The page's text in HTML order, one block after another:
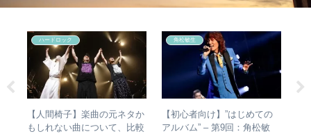
ハードロック
【人間椅子】楽曲の元ネタか
もしれない曲について、比較
角松敏生
【初心者向け】”はじめての
アルバム” – 第9回：角松敏